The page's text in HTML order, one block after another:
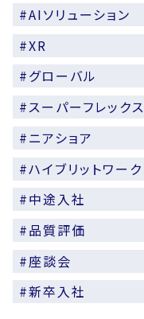
#AIソリューション
#XR
#グローバル
#スーパーフレックス
#ニアショア
#ハイブリットワーク
#中途入社
#品質評価
#座談会
#新卒入社